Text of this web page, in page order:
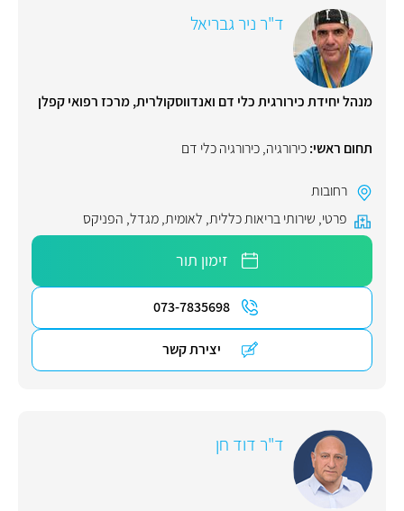
ד"ר ניר גבריאל
מנהל יחידת כירורגית כלי דם ואנדווסקולרית, מרכז רפואי קפלן
תחום ראשי:כירורגיה,כירורגיה כלי דם
רחובות
פרטי, שירותי בריאות כללית, לאומית,מגדל, הפניקס
זימון תור
073-7835698
יצירת קשר
ד"ר דוד חן